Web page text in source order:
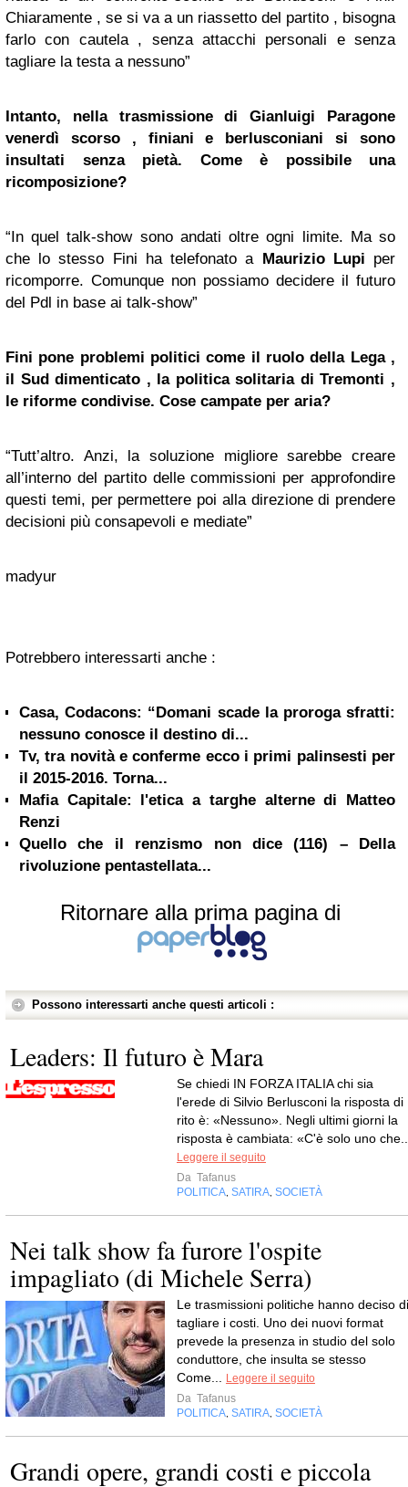
Chiaramente , se si va a un riassetto del partito , bisogna
farlo con cautela , senza attacchi personali e senza
tagliare la testa a nessuno”
Intanto, nella trasmissione diGianluigi Paragone
venerdì scorso , finiani e berlusconiani si sono
insultati senza pietà. Come è possibile una
ricomposizione?
“In quel talk-show sono andati oltre ogni limite. Ma so
che lo stesso Fini ha telefonato a Maurizio Lupi per
ricomporre. Comunque non possiamo decidere il futuro
del Pdl in base ai talk-show”
Fini pone problemi politici come il ruolo della Lega ,
il Sud dimenticato , la politica solitaria di Tremonti ,
le riforme condivise. Cose campate per aria?
“Tutt’altro. Anzi, la soluzione migliore sarebbe creare
all’interno del partito delle commissioni per approfondire
questi temi, per permettere poi alla direzione di prendere
decisioni più consapevoli e mediate”
madyur
Potrebbero interessarti anche :
Casa, Codacons: “Domani scade la proroga sfratti:
nessuno conosce il destino di...
Tv, tra novità e conferme ecco i primi palinsesti per
il 2015-2016. Torna...
Mafia Capitale: l'etica a targhe alterne di Matteo
Renzi
Quello che il renzismo non dice (116) – Della
rivoluzione pentastellata...
Ritornare alla prima pagina di
Possono interessarti anche questi articoli :
Leaders: Il futuro è Mara
Se chiedi IN FORZA ITALIA chi sia
l'erede di Silvio Berlusconi la risposta di
rito è: «Nessuno». Negli ultimi giorni la
risposta è cambiata: «C'è solo uno
Leggere il seguito
Da Tafanus
POLITICA SATIRA SOCIETÀ
Nei talk show fa furore l'ospite
impagliato (di Michele Serra)
Le trasmissioni politiche hanno deciso di
tagliare i costi. Uno dei nuovi format
prevede la presenza in studio del solo
conduttore, che insulta se stesso
Come...
Leggere il seguito
Da Tafanus
POLITICA SATIRA SOCIETÀ
Grandi opere, grandi costi e piccola